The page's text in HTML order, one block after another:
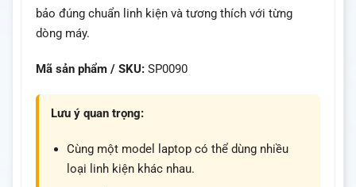
bảo đúng chuẩn linh kiện và tương thích với từng
dòng máy.
Mã sản phẩm / SKU: SP0090
Lưu ý quan trọng:
Cùng một model laptop có thể dùng nhiều
loại linh kiện khác nhau.